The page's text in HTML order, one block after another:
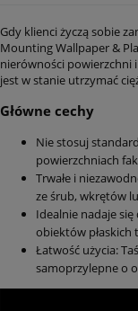
Gdy klienci życzą sobie
Mounting Wallpaper &
nierówności powierzchni i
jest w stanie utrzymać
Główne cechy
Nie stosuj
powierzchniach
Trwałe i
ze śrub, wkrętów
Idealnie nadaje
obiektów płaskich
Łatwość użycia:
samoprzylepne o